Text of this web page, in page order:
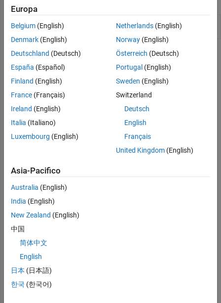
Array categorici
Array di data e ora
Array di durata
Classi di MATLAB
Handle della funzione
Dizionari
Array di Deep Learning
coder.cstructname
Name generated or externally defined
structure type in C or C++ code
Argomenti
Definizione della struttura per la generazione di codice
Utilizzare strutture nel codice MATLAB destinato alla generazione
di codice.
Structure Limitations for Code Generation
Adhere to code generation restrictions for structures.
Pass Structure Arguments by Reference or by Value in
Standalone Code
by value.
Name C Structure Type to Use with Global Structure Variable
structure.
Europa
Belgium (English)
Denmark (English)
Deutschland (Deutsch)
España (Español)
Finland (English)
France (Français)
Ireland (English)
Italia (Italiano)
Luxembourg (English)
Netherlands(English)
Norway(English)
Österreich (Deutsch)
Portugal (English)
Sweden (English)
Switzerland
Deutsch
English
Français
United Kingdom(English)
Asia-Pacifico
Australia (English)
India (English)
New Zealand (English)
中国
简体中文
English
日本 (日本語)
한국 (한국어)